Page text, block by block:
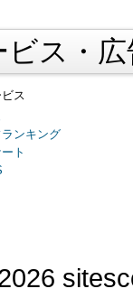
ス・
ス
ンキング
ト